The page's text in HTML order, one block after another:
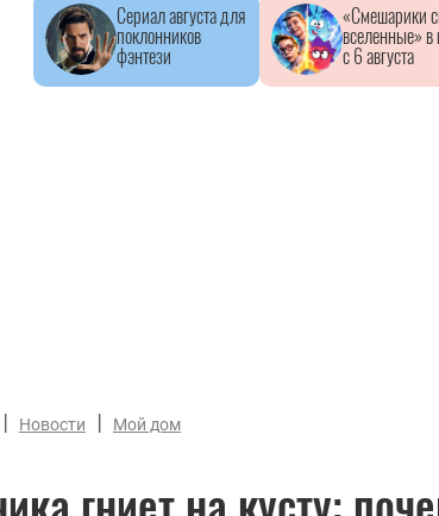
Сериал августа для
поклонников
фэнтези
«Смешарики
вселенные» в
с 6 августа
| Новости | Мой дом